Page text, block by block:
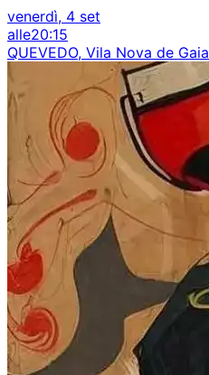
venerdì, 4 set
alle20:15
QUEVEDO, Vila Nova de Gaia